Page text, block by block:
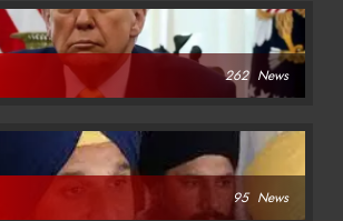
262 News
95 News